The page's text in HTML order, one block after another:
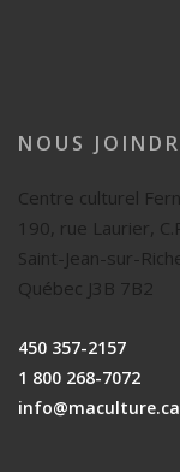
NOUS
Centre culturel
190, rue Laurier,
Saint-Jean-sur-
Québec J3B 7B2
450 357-2157
1 800 268-7072
info@maculture.ca